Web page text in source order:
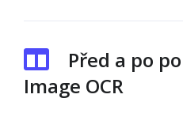
Před a po
Image OCR